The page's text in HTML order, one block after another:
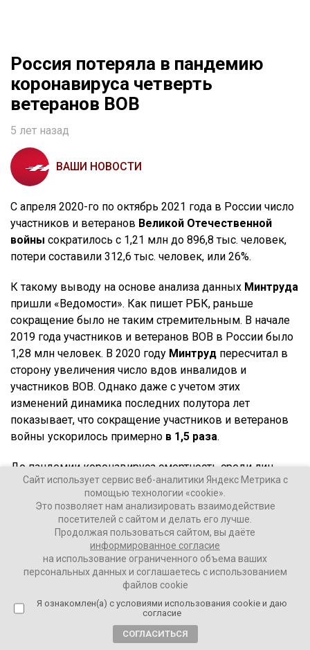
Россия потеряла в пандемию
коронавируса четверть
ветеранов ВОВ
5 лет назад
ВАШИ НОВОСТИ
С апреля 2020-го по октябрь 2021 года в России число
участников и ветеранов Великой Отечественной
войны сократилось с 1,21 млн до 896,8 тыс. человек,
потери составили 312,6 тыс. человек, или 26%.
К такому выводу на основе анализа данных Минтруда
пришли «Ведомости». Как пишет РБК, раньше
сокращение было не таким стремительным. В начале
2019 года участников и ветеранов ВОВ в России было
1,28 млн человек. В 2020 году Минтруд пересчитал в
сторону увеличения число вдов инвалидов и
участников ВОВ. Однако даже с учетом этих
изменений динамика последних полутора лет
показывает, что сокращение участников и ветеранов
войны ускорилось примерно в 1,5 раза.
До пандемии коронавируса смертность среди лиц
старше 85 лет снижалась. В 2020 году ситуация
ухудшилась во всех возрастных группах старше 30
Ваши Новости
22 ноября 2021
ПОДЕЛИТЬСЯ
Сайт использует сервис веб-аналитики Яндекс Метрика с
помощью технологии «cookie».
Это позволяет нам анализировать взаимодействие
посетителей с сайтом и делать его лучше.
Продолжая пользоваться сайтом, вы даёте
информированное согласие
на использование ограниченного объема ваших
персональных данных и соглашаетесь с использованием
файлов cookie
Я ознакомлен(а) с условиями использования cookie и даю
согласие
СОГЛАСИТЬСЯ